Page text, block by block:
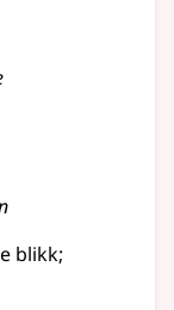
blikk;